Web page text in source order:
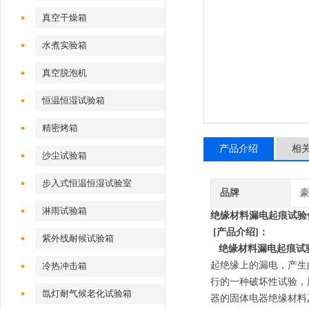
真空干燥箱
水煮实验箱
真空脱泡机
恒温恒湿试验箱
精密烤箱
沙尘试验箱
步入式恒温恒湿试验室
淋雨试验箱
紫外线耐候试验箱
冷热冲击箱
氙灯耐气候老化试验箱
产品介绍 相
品牌
绝缘材料漏电起痕试验
[产品介绍]：
绝缘材料漏电起痕试
起绝缘上的漏电，产
行的一种破坏性试验
器的固体电器绝缘材